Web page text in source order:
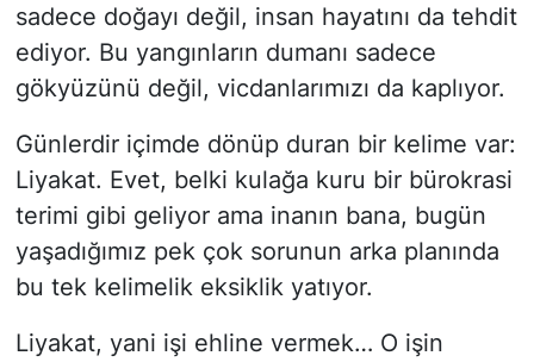
sadece doğayı değil, insan hayatını da tehdit
ediyor. Bu yangınların dumanı sadece
gökyüzünü değil, vicdanlarımızı da kaplıyor.
Günlerdir içimde dönüp duran bir kelime var:
Liyakat. Evet, belki kulağa kuru bir bürokrasi
terimi gibi geliyor ama inanın bana, bugün
yaşadığımız pek çok sorunun arka planında
bu tek kelimelik eksiklik yatıyor.
Liyakat, yani işi ehline vermek… O işin
Haberde insan
Tanıtım